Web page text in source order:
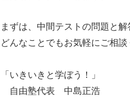
まずは、中間テストの問題と
どんなことでもお気軽にご相談
「いきいきと学ぼう！」
自由塾代表 中島正浩